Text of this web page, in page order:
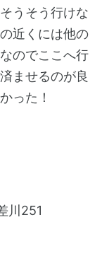
うそう行けな
近くには他の
のでここへ行
ませるのが良
った！
川251